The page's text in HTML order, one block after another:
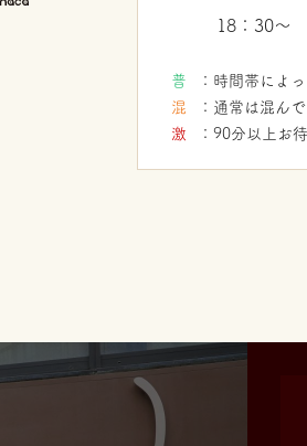
18：30〜
：時間帯によ
：通常は混ん
：90分以上お